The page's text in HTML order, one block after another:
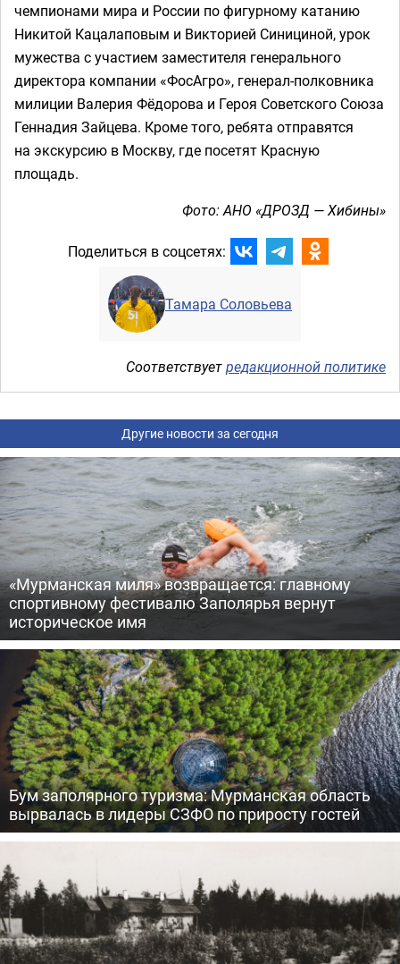
чемпионами мира и России по фигурному катанию
Никитой Кацалаповым и Викторией Синициной, урок
мужества с участием заместителя генерального
директора компании «ФосАгро», генерал-полковника
милиции Валерия Фёдорова и Героя Советского Союза
Геннадия Зайцева. Кроме того, ребята отправятся
на экскурсию в Москву, где посетят Красную
площадь.
Фото: АНО «ДРОЗД — Хибины»
Поделиться в соцсетях:
Тамара Соловьева
Соответствуетредакционной политике
Другие новости за сегодня
«Мурманская миля» возвращается: главному
спортивному фестивалю Заполярья вернут
историческое имя
Бум заполярного туризма: Мурманская область
вырвалась в лидеры СЗФО по приросту гостей